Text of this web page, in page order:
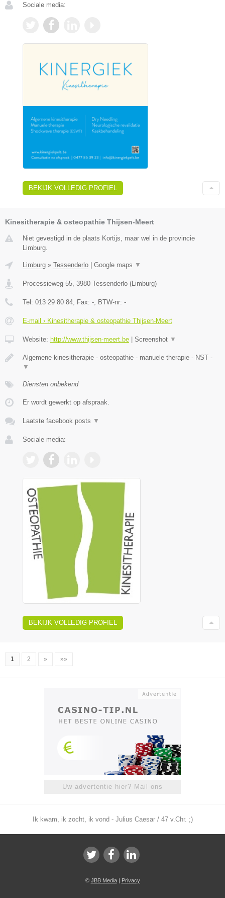
Sociale media:
BEKIJK VOLLEDIG PROFIEL
Kinesitherapie & osteopathie Thijsen-Meert
Niet gevestigd in de plaats Kortijs, maar wel in de provincie
Limburg.
Limburg » Tessenderlo Google maps ▼
Processieweg 55 3980 Tessenderlo ( Limburg)
Tel: 013 29 80 84 , Fax: - , BTW-nr: -
E-mail › Kinesitherapie & osteopathie Thijsen-Meert
Website: http://www.thijsen-meert.be Screenshot ▼
Algemene kinesitherapie - osteopathie - manuele therapie - NST -
▼
Diensten onbekend
Er wordt gewerkt op afspraak.
Laatste facebook posts ▼
Sociale media:
BEKIJK VOLLEDIG PROFIEL
1 2 » »»
Uw advertentie hier? Mail ons
Ik kwam, ik zocht, ik vond - Julius Caesar / 47 v.Chr. ;)
© JBB Media| Privacy